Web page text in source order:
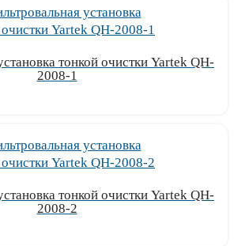
тонкой очистки Yartek QH-
2008-1
тонкой очистки Yartek QH-
2008-2